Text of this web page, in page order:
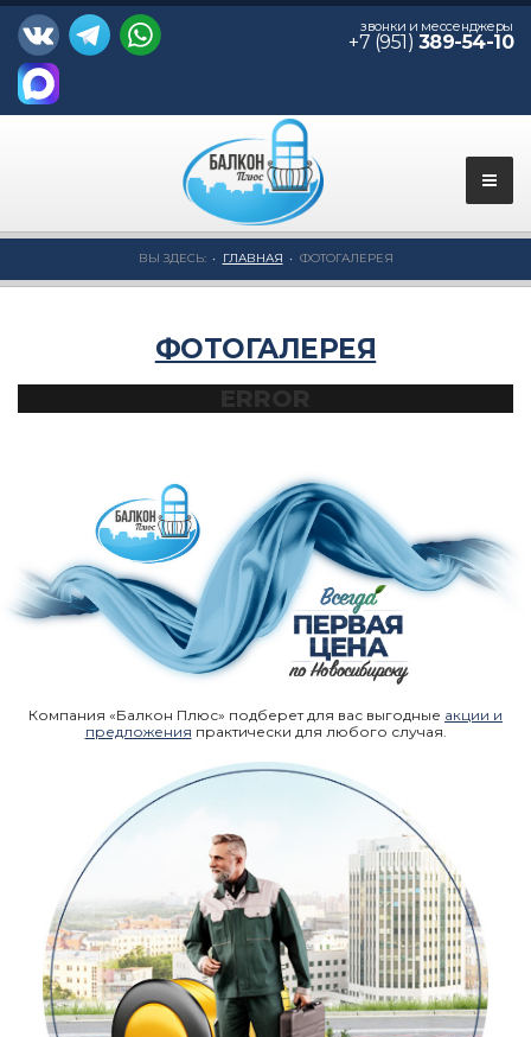
звонки и мессенджеры
+7 (951) 389-54-10
ВЫ ЗДЕСЬ: ГЛАВНАЯ ФОТОГАЛЕРЕЯ
ФОТОГАЛЕРЕЯ
Компания «Балкон Плюс» подберет для вас выгодные акции и
предложения практически для любого случая.